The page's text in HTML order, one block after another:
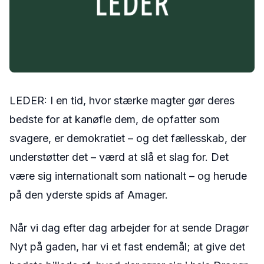
LEDER: I en tid, hvor stærke magter gør deres
bedste for at kanøfle dem, de opfatter som
svagere, er demokratiet – og det fællesskab, der
understøtter det – værd at slå et slag for. Det
være sig internationalt som nationalt – og herude
på den yderste spids af Amager.
Når vi dag efter dag arbejder for at sende Dragør
Nyt på gaden, har vi et fast endemål; at give det